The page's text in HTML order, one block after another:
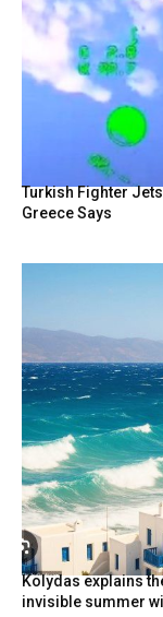
Turkish Fighter
Greece Says
Kolydas explains
invisible summer